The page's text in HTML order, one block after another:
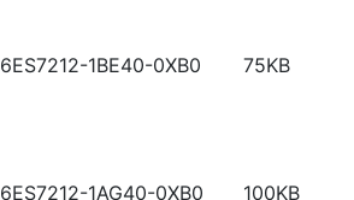
6ES7212-1BE40-0XB0 75KB
6ES7212-1AG40-0XB0 100KB